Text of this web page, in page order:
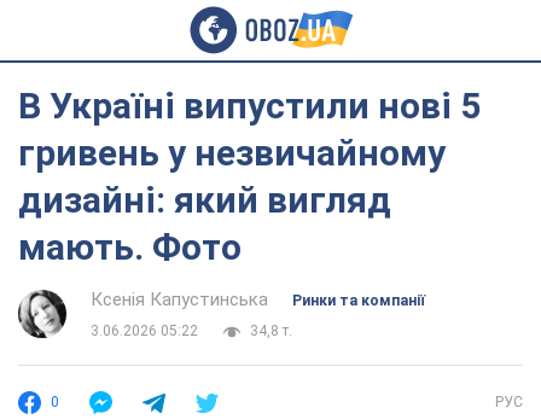
В Україні випустили нові 5
гривень у незвичайному
дизайні: який вигляд
мають. Фото
Ксенія Капустинська
Ринки та компанії
3.06.2026 05:22
34,8 т.
0 РУС